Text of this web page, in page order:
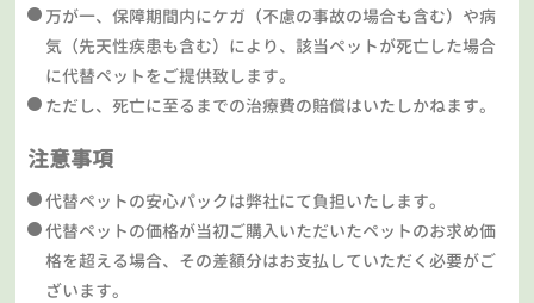
万が一、保障期間内にケガ（不慮の事故の場合も含む）や病
気（先天性疾患も含む）により、該当ペットが死亡した場合
に代替ペットをご提供致します。
ただし、死亡に至るまでの治療費の賠償はいたしかねます。
注意事項
代替ペットの安心パックは弊社にて負担いたします。
代替ペットの価格が当初ご購入いただいたペットのお求め価
格を超える場合、その差額分はお支払していただく必要がご
ざいます。